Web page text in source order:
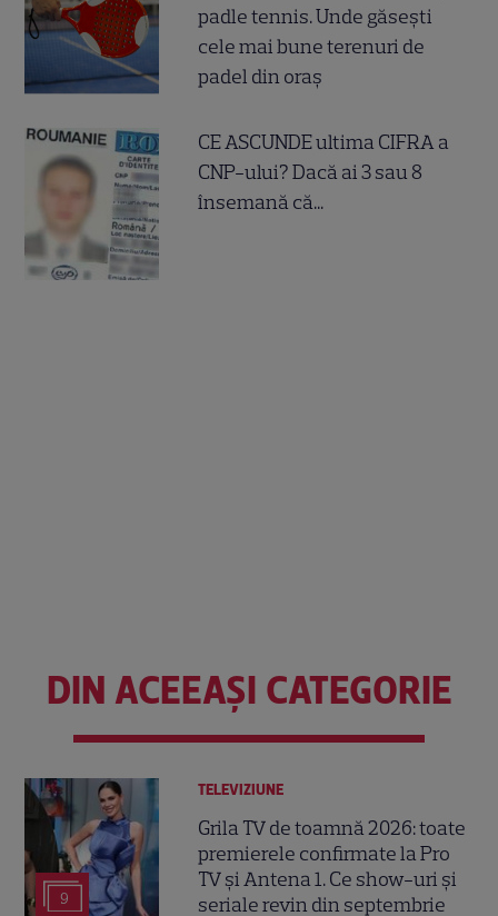
padle tennis. Unde găsești
cele mai bune terenuri de
padel din oraș
CE ASCUNDE ultima CIFRA a
CNP-ului? Dacă ai 3 sau 8
însemană că...
DIN ACEEAȘI CATEGORIE
9
TELEVIZIUNE
Grila TV de toamnă 2026: toate
premierele confirmate la Pro
TV și Antena 1. Ce show-uri și
seriale revin din septembrie